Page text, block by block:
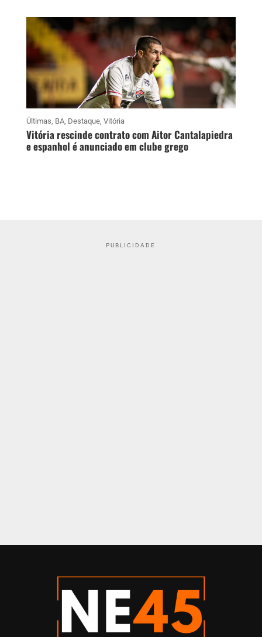
Últimas, BA, Destaque, Vitória
Vitória rescinde contrato com Aitor Cantalapiedra
e espanhol é anunciado em clube grego
PUBLICIDADE